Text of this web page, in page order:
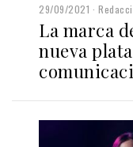
29/09/2021
La marca
nueva